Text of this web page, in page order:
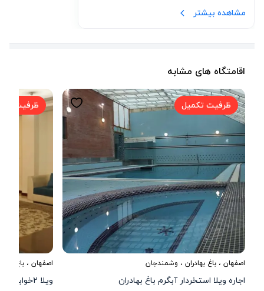
کیفیت استخرش هم خوب بود .ممنون از شما
مشاهده بیشتر
اقامتگاه های مشابه
ظرفیت تکمیل
اصفهان ، باغ بهادران ، وشمندجان
اجاره ویلا استخردار آبگرم باغ بهادران
ظرفیت
اصفهان ، باغ
ویلا 2خوابه استخردار آبگرم باغ بهادران